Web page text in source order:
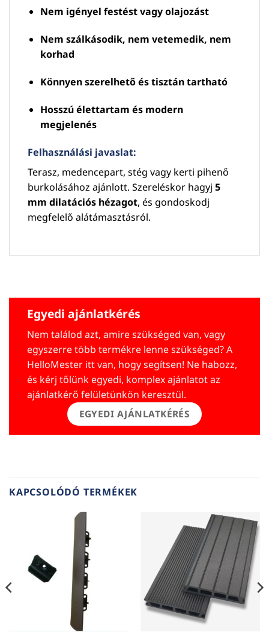
Nem igényel festést vagy olajozást
Nem szálkásodik, nem vetemedik, nem
korhad
Könnyen szerelhető és tisztán tartható
Hosszú élettartam és modern
megjelenés
Felhasználási javaslat:
Terasz, medencepart, stég vagy kerti pihenő
burkolásához ajánlott. Szereléskor hagyj 5
mm dilatációs hézagot, és gondoskodj
megfelelő alátámasztásról.
Egyedi ajánlatkérés
Nem találod azt, amire szükséged van, vagy
egyszerre több termékre lenne szükséged? A
HelloMester itt van, hogy segítsen! Ne habozz,
és kérj tőlünk egyedi, komplex ajánlatot az
ajánlatkérő felületünkön keresztül.
EGYEDI AJÁNLATKÉRÉS
KAPCSOLÓDÓ TERMÉKEK